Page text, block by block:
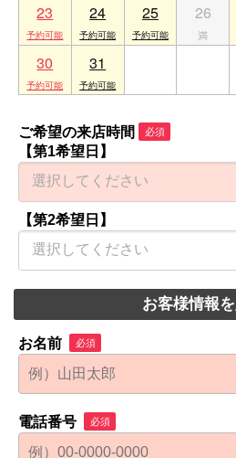
23 24 25 26
30 31
ご希望の来店時間 必須
【第1希望日】
【第2希望日】
お客様情報
お名前 必須
電話番号 必須